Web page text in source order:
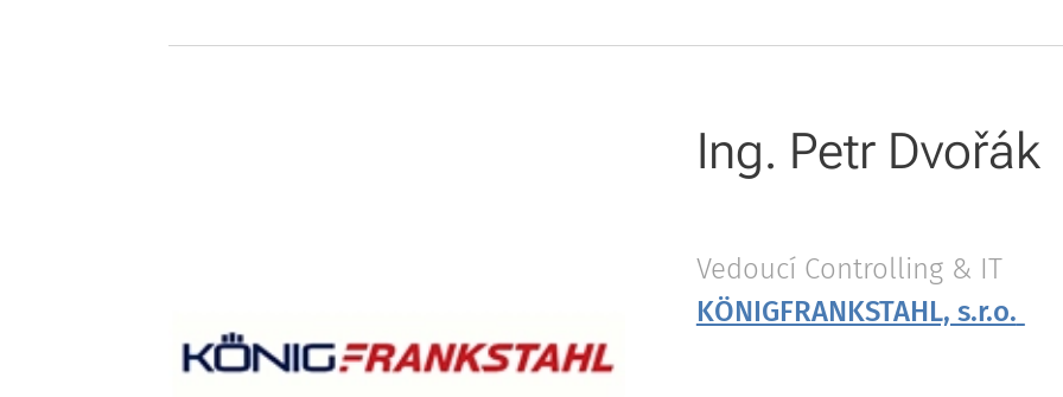
Ing. Petr Dvořák
Vedoucí Controlling & IT
KÖNIGFRANKSTAHL, s.r.o.